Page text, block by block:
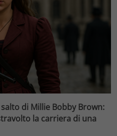
di Millie Bobby Brown:
la carriera di una